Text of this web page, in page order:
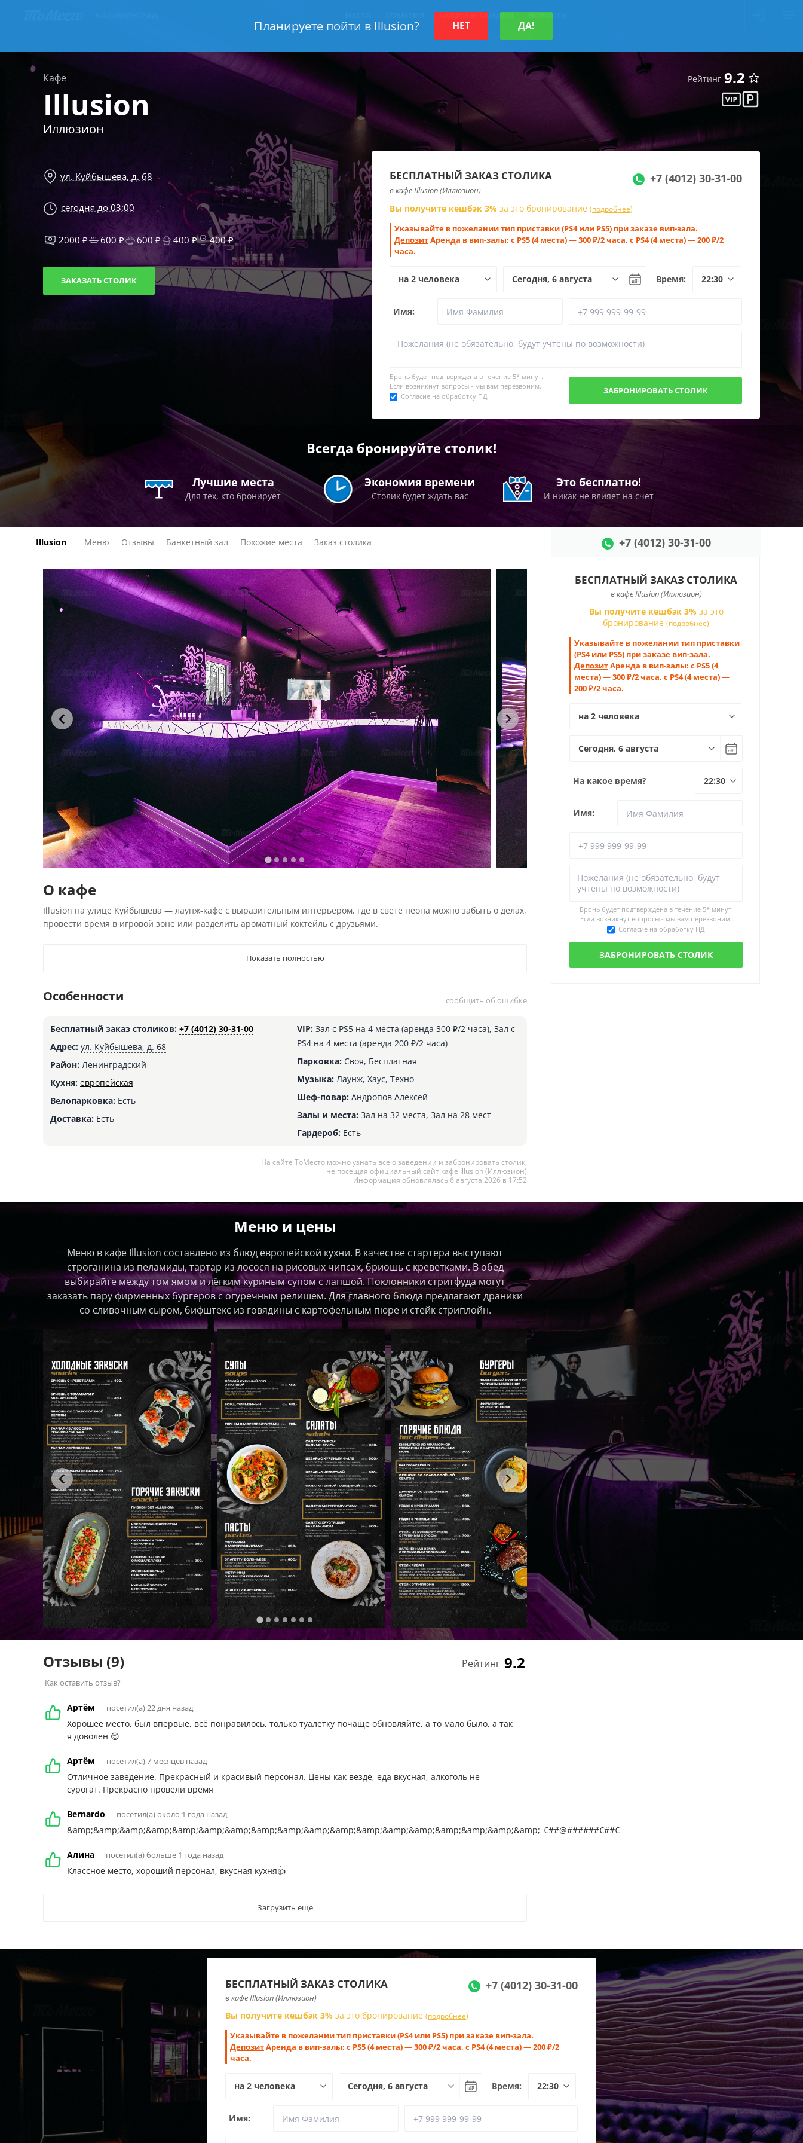
АКЦИИ И СКИДКИ НОВОСТИ
Кафе Рейтинг 9.2
Illusion
Иллюзион
ул. Куйбышева, д. 68
сегодня до 03:00
2000 ₽ 600 ₽ 600 ₽ 400 ₽ 400 ₽
ЗАКАЗАТЬ СТОЛИК
БЕСПЛАТНЫЙ ЗАКАЗ СТОЛИКА
в кафе Illusion (Иллюзион)
+7 (4012) 30-31-00
Вы получите кешбэк 3% за это бронирование (подробнее)
Указывайте в пожелании тип приставки (PS4 или PS5) при заказе вип-зала.
ДепозитАренда в вип-залы: с PS5 (4 места) — 300 ₽/2 часа, с PS4 (4 места) — 200 ₽/2
часа.
Время:
Имя:
Бронь будет подтверждена в течение 5* минут.
Если возникнут вопросы - мы вам перезвоним.
Согласие на обработку ПД
Всегда бронируйте столик!
Лучшие места
Для тех, кто бронирует
Экономия времени
Столик будет ждать вас
Это бесплатно!
И никак не влияет на счет
+7 (4012) 30-31-00
БЕСПЛАТНЫЙ ЗАКАЗ СТОЛИКА
в кафе Illusion (Иллюзион)
Вы получите кешбэк 3% за это
бронирование (подробнее)
Указывайте в пожелании тип приставки
(PS4 или PS5) при заказе вип-зала.
ДепозитАренда в вип-залы: с PS5 (4
места) — 300 ₽/2 часа, с PS4 (4 места) —
200 ₽/2 часа.
На какое время?
Имя:
Бронь будет подтверждена в течение 5* минут.
Если возникнут вопросы - мы вам перезвоним.
Согласие на обработку ПД
Illusion Меню Отзывы Банкетный зал Похожие места Заказ столика
О кафе
Illusion на улице Куйбышева — лаунж-кафе с выразительным интерьером, где в свете неона можно забыть о делах,
провести время в игровой зоне или разделить ароматный коктейль с друзьями.
Показать полностью
сообщить об ошибке
Особенности
Бесплатный заказ столиков: +7 (4012) 30-31-00
Адрес: ул. Куйбышева, д. 68
Район: Ленинградский
Кухня: европейская
Велопарковка: Есть
Доставка: Есть
VIP: Зал с PS5 на 4 места (аренда 300 ₽/2 часа), Зал с
PS4 на 4 места (аренда 200 ₽/2 часа)
Парковка: Своя, Бесплатная
Музыка: Лаунж, Хаус, Техно
Шеф-повар: Андропов Алексей
Залы и места: Зал на 32 места, Зал на 28 мест
Гардероб: Есть
На сайте ТоМесто можно узнать все о заведении и забронировать столик,
не посещая официальный сайт кафе Illusion (Иллюзион)
Информация обновлялась 6 августа 2026 в 17:52
Меню и цены
Меню в кафе Illusion составлено из блюд европейской кухни. В качестве стартера выступают
строганина из пеламиды, тартар из лосося на рисовых чипсах, бриошь с креветками. В обед
выбирайте между том ямом и лёгким куриным супом с лапшой. Поклонники стритфуда могут
заказать пару фирменных бургеров с огуречным релишем. Для главного блюда предлагают драники
со сливочным сыром, бифштекс из говядины с картофельным пюре и стейк стриплойн.
Рейтинг 9.2
Отзывы (9)
Как оставить отзыв?
Артём посетил(а) 22 дня назад
Хорошее место, был впервые, всё понравилось, только туалетку почаще обновляйте, а то мало было, а так
я доволен 😊
Артём посетил(а) 7 месяцев назад
Отличное заведение. Прекрасный и красивый персонал. Цены как везде, еда вкусная, алкоголь не
сурогат. Прекрасно провели время
Bernardo посетил(а) около 1 года назад
&amp;&amp;&amp;&amp;&amp;&amp;&amp;&amp;&amp;&amp;&amp;&amp;&amp;&amp;&amp;&amp;&amp;&amp;_€##@######€##€
Алина посетил(а) больше 1 года назад
Классное место, хороший персонал, вкусная кухня👍
Загрузить еще
БЕСПЛАТНЫЙ ЗАКАЗ СТОЛИКА
в кафе Illusion (Иллюзион)
+7 (4012) 30-31-00
Вы получите кешбэк 3% за это бронирование (подробнее)
Указывайте в пожелании тип приставки (PS4 или PS5) при заказе вип-зала.
ДепозитАренда в вип-залы: с PS5 (4 места) — 300 ₽/2 часа, с PS4 (4 места) — 200 ₽/2
часа.
Время:
Имя:
Планируете пойти в Illusion? НЕТ ДА!